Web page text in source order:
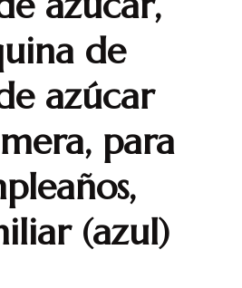
de
azúcar
para
(azul)